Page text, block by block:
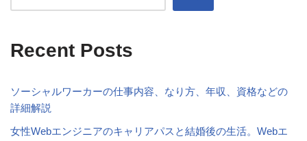
Recent Posts
ソーシャルワーカーの仕事内容、なり方、年収、資格などの
詳細解説
女性Webエンジニアのキャリアパスと結婚後の生活。Webエ